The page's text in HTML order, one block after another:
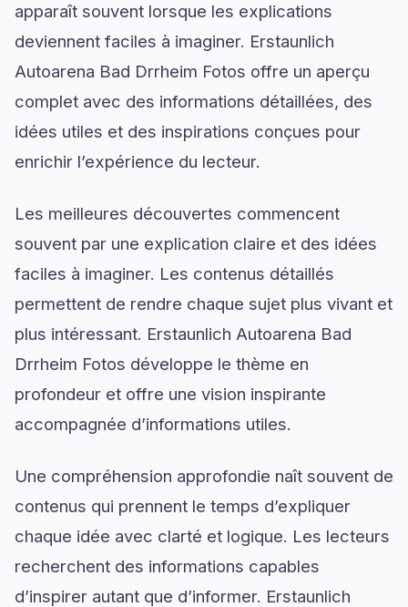
apparaît souvent lorsque les explications
deviennent faciles à imaginer. Erstaunlich
Autoarena Bad Drrheim Fotos offre un aperçu
complet avec des informations détaillées, des
idées utiles et des inspirations conçues pour
enrichir l’expérience du lecteur.
Les meilleures découvertes commencent
souvent par une explication claire et des idées
faciles à imaginer. Les contenus détaillés
permettent de rendre chaque sujet plus vivant et
plus intéressant. Erstaunlich Autoarena Bad
Drrheim Fotos développe le thème en
profondeur et offre une vision inspirante
accompagnée d’informations utiles.
Une compréhension approfondie naît souvent de
contenus qui prennent le temps d’expliquer
chaque idée avec clarté et logique. Les lecteurs
recherchent des informations capables
d’inspirer autant que d’informer. Erstaunlich